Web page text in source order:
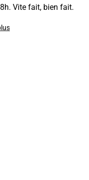
Vite fait, bien fait.